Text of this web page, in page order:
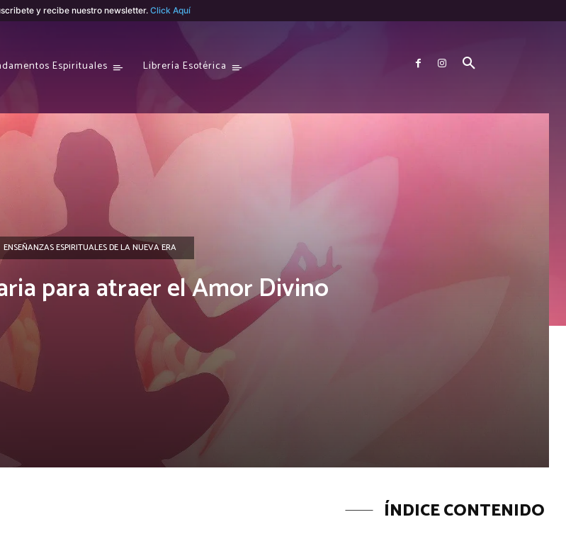
y recibe nuestro newsletter. Click Aquí
Espirituales Librería Esotérica
ENSEÑANZAS ESPIRITUALES DE LA NUEVA ERA
para atraer el Amor Divino
ÍNDICE CONTENIDO